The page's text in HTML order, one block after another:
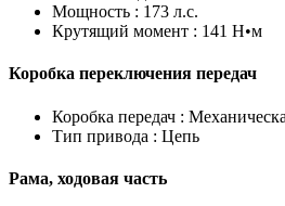
Мощность : 173 л.с.
Крутящий момент : 141 Н•м
Коробка переключения передач
Коробка передач :
Тип привода : Цепь
Рама, ходовая часть